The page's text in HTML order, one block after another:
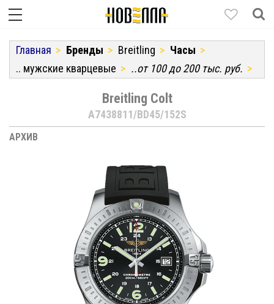
Главная Бренды Breitling
Часы
.. мужские кварцевые
..от 100 до 200 тыс. руб.
Breitling Colt
A7438811/BD45/152S
АРХИВ